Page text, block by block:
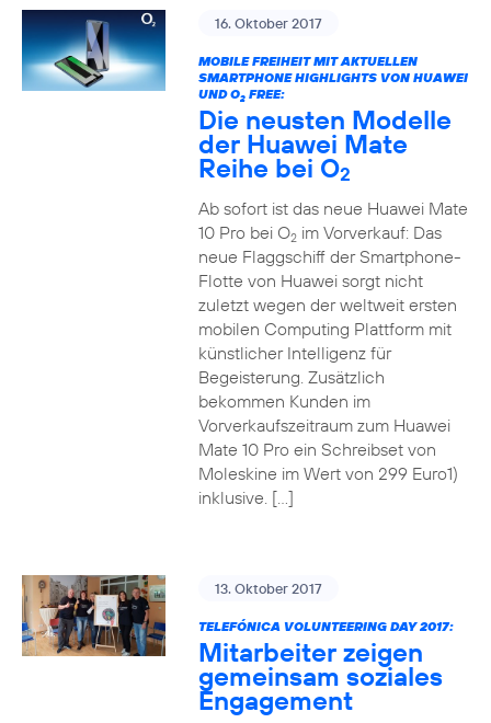
16. Oktober 2017
MOBILE FREIHEIT MIT AKTUELLEN
SMARTPHONE HIGHLIGHTS VON HUAWEI
UND O2FREE:
Die neusten Modelle
der Huawei Mate
Reihe bei O2
Ab sofort ist das neue Huawei Mate
10 Pro bei O2im Vorverkauf: Das
neue Flaggschiff der Smartphone-
Flotte von Huawei sorgt nicht
zuletzt wegen der weltweit ersten
mobilen Computing Plattform mit
künstlicher Intelligenz für
Begeisterung. Zusätzlich
bekommen Kunden im
Vorverkaufszeitraum zum Huawei
Mate 10 Pro ein Schreibset von
Moleskine im Wert von 299 Euro1)
inklusive. […]
13. Oktober 2017
TELEFÓNICA VOLUNTEERING DAY 2017:
Mitarbeiter zeigen
gemeinsam soziales
Engagement